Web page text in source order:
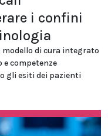
i confini
modello di cura integrato
e competenze
gli esiti dei pazienti